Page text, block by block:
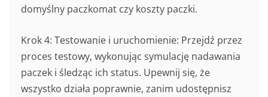
domyślny paczkomat czy koszty paczki.
Krok 4: Testowanie i uruchomienie: Przejdź przez
proces testowy, wykonując symulację nadawania
paczek i śledząc ich status. Upewnij się, że
wszystko działa poprawnie, zanim udostępnisz